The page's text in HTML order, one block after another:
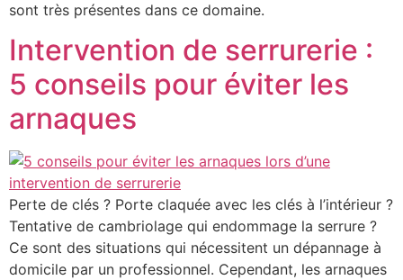
sont très présentes dans ce domaine.
Intervention de serrurerie :
5 conseils pour éviter les
arnaques
Perte de clés ? Porte claquée avec les clés à l’intérieur ?
Tentative de cambriolage qui endommage la serrure ?
Ce sont des situations qui nécessitent un dépannage à
domicile par un professionnel. Cependant, les arnaques